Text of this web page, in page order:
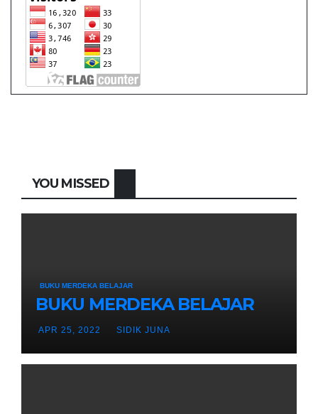
YOU MISSED
BUKU MERDEKA BELAJAR
BUKU MERDEKA BELAJAR
APR 25, 2022 SIDIK JUNA